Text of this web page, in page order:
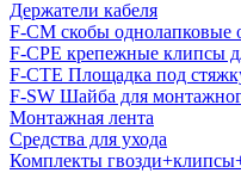
Держатели кабеля
F-CM скобы однолапковые
F-CPE крепежные клипсы
F-CTE Площадка под
F-SW Шайба для
Монтажная лента
Средства для ухода
Комплекты